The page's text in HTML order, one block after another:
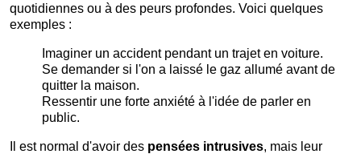
quotidiennes ou à des peurs profondes. Voici quelques
exemples :
Imaginer un accident pendant un trajet en voiture.
Se demander si l'on a laissé le gaz allumé avant de
quitter la maison.
Ressentir une forte anxiété à l'idée de parler en
public.
Il est normal d'avoir des pensées intrusives, mais leur